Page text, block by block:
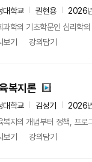
대학교 권현용
2026
과학의 기초학문인 심리학
보기
강의담기
복지론
대학교 김성기
2026
복지의 개념부터 정책, 프로
보기
강의담기